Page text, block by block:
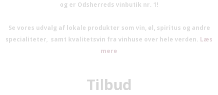
og er Odsherreds vinbutik nr. 1!
Se vores udvalg af lokale produkter som vin, øl, spiritus og andre
specialiteter, samt kvalitetsvin fra vinhuse over hele verden. Læs
mere
Tilbud